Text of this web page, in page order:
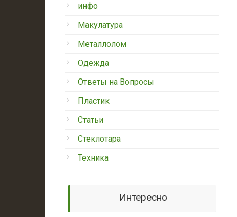
инфо
Макулатура
Металлолом
Одежда
Ответы на Вопросы
Пластик
Статьи
Стеклотара
Техника
Интересно